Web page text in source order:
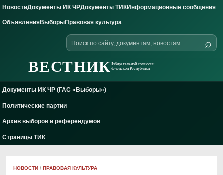
Skip to content
НовостиДокументы ИК ЧРДокументы ТИКИнформационные сообщения
ОбъявленияВыборыПравовая культура
ВЕСТНИКИзбирательной комиссии
Чеченской Республики
Поиск
по
⌕
Документы ИК ЧР (ГАС «Выборы»)
Политические партии
Архив выборов и референдумов
Страницы ТИК
НОВОСТИ / ПРАВОВАЯ КУЛЬТУРА